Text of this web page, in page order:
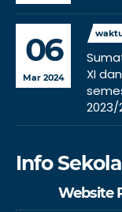
06
Mar 2024
XI
2023/
Info
Website